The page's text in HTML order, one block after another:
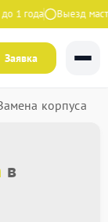
1 года Выезд
Заявка
корпуса
в